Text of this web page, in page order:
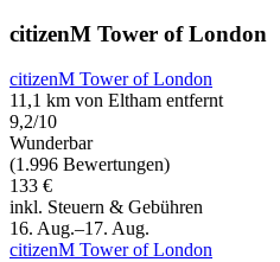
citizenM Tower of London
citizenM Tower of London
11,1 km von Eltham entfernt
9,2/10
Wunderbar
(1.996 Bewertungen)
133 €
inkl. Steuern & Gebühren
16. Aug.–17. Aug.
citizenM Tower of London